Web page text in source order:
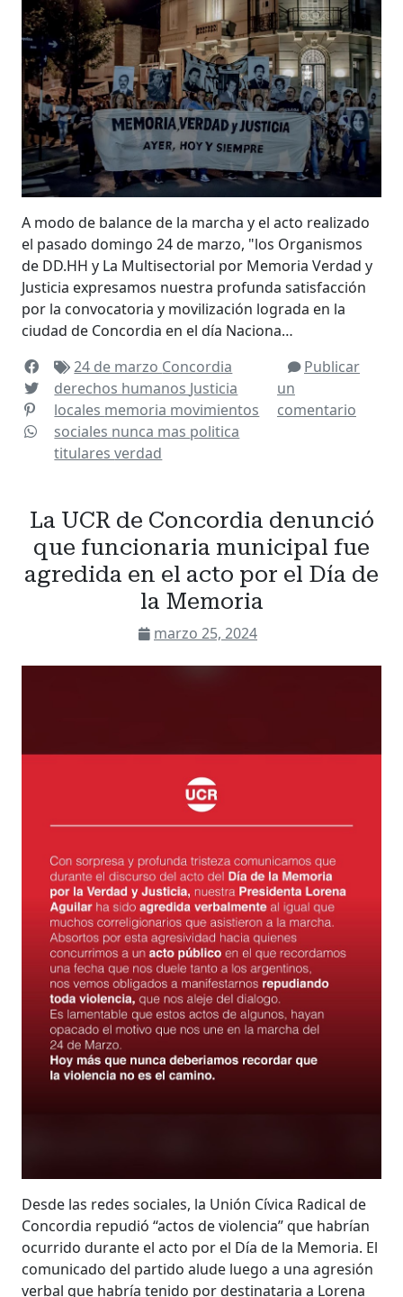
A modo de balance de la marcha y el acto realizado
el pasado domingo 24 de marzo, "los Organismos
de DD.HH y La Multisectorial por Memoria Verdad y
Justicia expresamos nuestra profunda satisfacción
por la convocatoria y movilización lograda en la
ciudad de Concordia en el día Naciona…
24 de marzo Concordia
derechos humanos Justicia
locales memoria movimientos
sociales nunca mas politica
titularesverdad
Publicar
un
comentario
La UCR de Concordia denunció
que funcionaria municipal fue
agredida en el acto por el Día de
la Memoria
marzo 25, 2024
Desde las redes sociales, la Unión Cívica Radical de
Concordia repudió “actos de violencia” que habrían
ocurrido durante el acto por el Día de la Memoria. El
comunicado del partido alude luego a una agresión
verbal que habría tenido por destinataria a Lorena